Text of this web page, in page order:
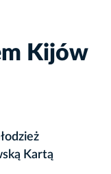
Kijów
Kartą